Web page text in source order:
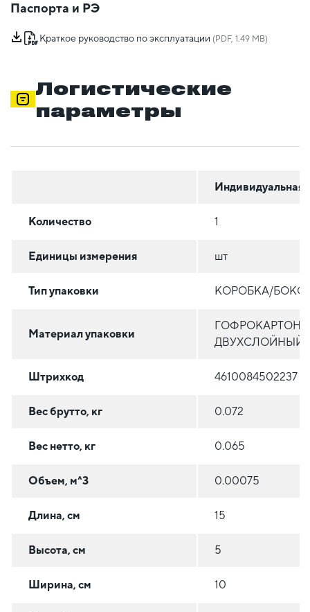
Паспорта и РЭ
Краткое руководство по эксплуатации (PDF, 1.49 MB)
Логистические
параметры
Индивидуальная
Количество 1
Единицы измерения шт
Тип упаковки КОРОБКА/БОКС
Материал упаковки
ГОФРОКАРТОН
ДВУХСЛОЙНЫЙ
Штрихкод 4610084502237
Вес брутто, кг 0.072
Вес нетто, кг 0.065
Объем, м^3 0.00075
Длина, см 15
Высота, см 5
Ширина, см 10